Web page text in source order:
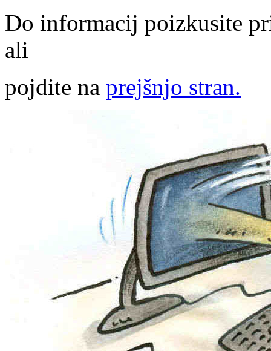
Do informacij poizkusite
ali
pojdite na prejšnjo stran.